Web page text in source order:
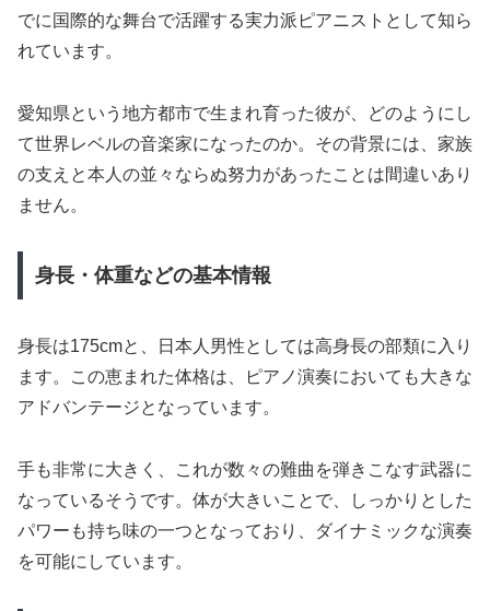
でに国際的な舞台で活躍する実力派ピアニストとして知ら
れています。
愛知県という地方都市で生まれ育った彼が、どのようにし
て世界レベルの音楽家になったのか。その背景には、家族
の支えと本人の並々ならぬ努力があったことは間違いあり
ません。
身長・体重などの基本情報
身長は175cmと、日本人男性としては高身長の部類に入り
ます。この恵まれた体格は、ピアノ演奏においても大きな
アドバンテージとなっています。
手も非常に大きく、これが数々の難曲を弾きこなす武器に
なっているそうです。体が大きいことで、しっかりとした
パワーも持ち味の一つとなっており、ダイナミックな演奏
を可能にしています。